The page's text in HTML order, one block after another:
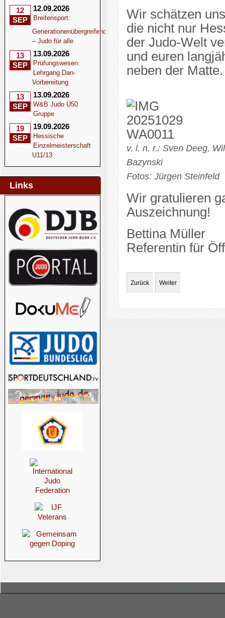
12
SEP
12.09.2026
Breitensport:
Generationenübergreifend
– Judo für alle
13
SEP
13.09.2026
Prüfungswesen:
Lehrgang Dan-
Vorbereitung
13
SEP
13.09.2026
W&B Judo Ü50
Gruppe
19
SEP
19.09.2026
Hessische
Einzelmeisterschaft
U11/13
Links
Wir schätzen
die nicht nur
der Judo-Welt
und euren
neben der Matte.
v. l. n. r.: Sven Deeg,
Bazynski
Fotos: Jürgen Steinfeld
Wir gratulieren
Auszeichnung!
Bettina Müller
Referentin für
Zurück Weiter